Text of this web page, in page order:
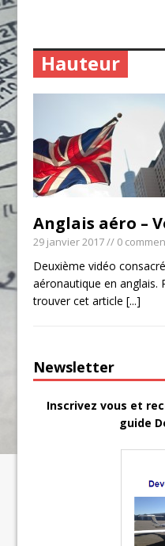
Hauteur
Anglais aéro –
29 janvier 2017// 0
Deuxième vidéo
aéronautique en anglais.
trouver cet article[...]
Newsletter
Inscrivez vous et
guide